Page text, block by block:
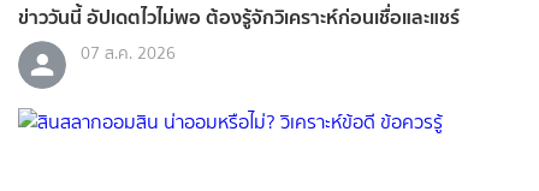
ข่าววันนี้ อัปเดตไวไม่พอ ต้องรู้จักวิเคราะห์ก่อนเชื่อและแชร์
07 ส.ค. 2026